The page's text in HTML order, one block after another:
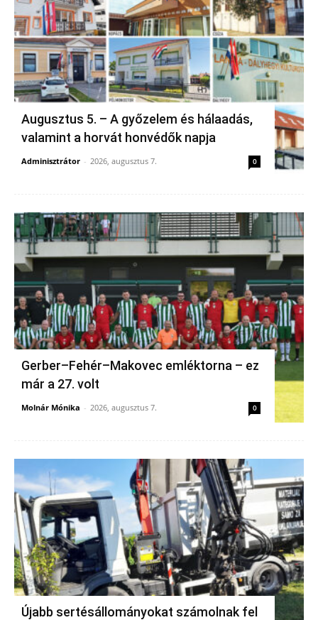
Augusztus 5. – A győzelem és hálaadás,
valamint a horvát honvédők napja
Adminisztrátor - 2026, augusztus 7. 0
Gerber–Fehér–Makovec emléktorna – ez
már a 27. volt
Molnár Mónika - 2026, augusztus 7. 0
Újabb sertésállományokat számolnak fel